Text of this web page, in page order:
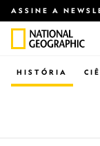
ASSINE A
HISTÓRIA